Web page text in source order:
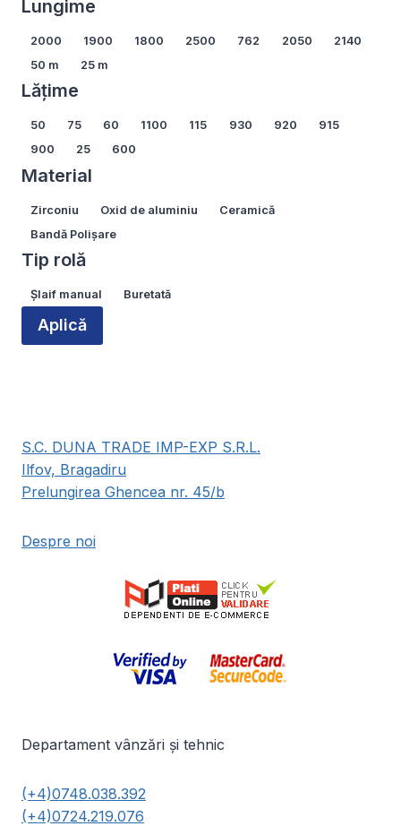
Lungime
Lungime
2000 1900 1800 2500 762 2050
2140
50 m
25 m
Lățime
Lățime
50 75 60 1100 115 930 920
915
900
25 600
Material
Material
Zirconiu Oxid de aluminiu
Ceramică
Bandă Polișare
Tip rolă
Tip
rolă
Șlaif manual Buretată
Aplică
S.C. DUNA TRADE IMP-EXP S.R.L.
Ilfov, Bragadiru
Prelungirea Ghencea nr. 45/b
Despre noi
Departament vânzări și tehnic
(+4)0748.038.392
(+4)0724.219.076